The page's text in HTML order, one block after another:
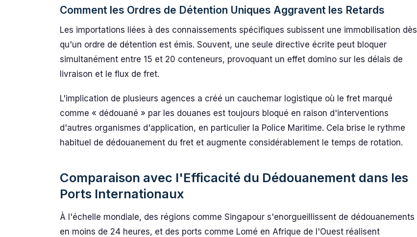
Comment les Ordres de Détention Uniques Aggravent les Retards
Les importations liées à des connaissements spécifiques subissent une immobilisation dès
qu'un ordre de détention est émis. Souvent, une seule directive écrite peut bloquer
simultanément entre 15 et 20 conteneurs, provoquant un effet domino sur les délais de
livraison et le flux de fret.
L'implication de plusieurs agences a créé un cauchemar logistique où le fret marqué
comme « dédouané » par les douanes est toujours bloqué en raison d'interventions
d'autres organismes d'application, en particulier la Police Maritime. Cela brise le rythme
habituel de dédouanement du fret et augmente considérablement le temps de rotation.
Comparaison avec l'Efficacité du Dédouanement dans les
Ports Internationaux
À l'échelle mondiale, des régions comme Singapour s'enorgueillissent de dédouanements
en moins de 24 heures, et des ports comme Lomé en Afrique de l'Ouest réalisent